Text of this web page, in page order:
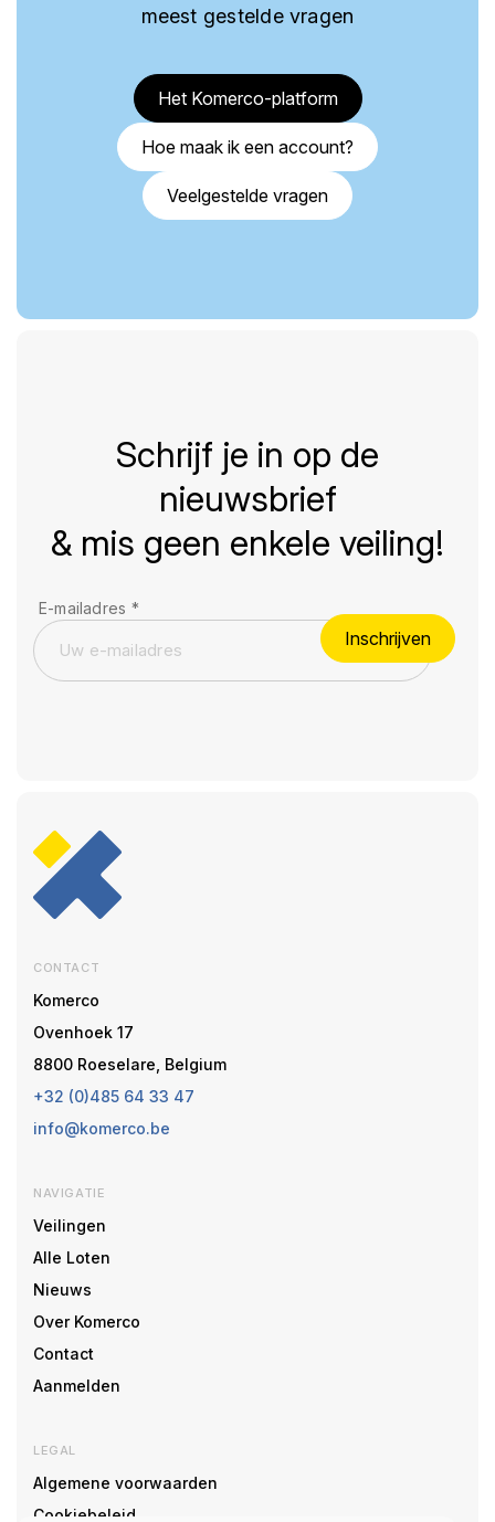
meest gestelde vragen
Het Komerco-platform
Hoe maak ik een account?
Veelgestelde vragen
Schrijf je in op de
nieuwsbrief
& mis geen enkele veiling!
E-mailadres *
Inschrijven
CONTACT
Komerco
Ovenhoek 17
8800 Roeselare, Belgium
+32 (0)485 64 33 47
info@komerco.be
NAVIGATIE
Veilingen
Alle Loten
Nieuws
Over Komerco
Contact
Aanmelden
LEGAL
Algemene voorwaarden
Cookiebeleid